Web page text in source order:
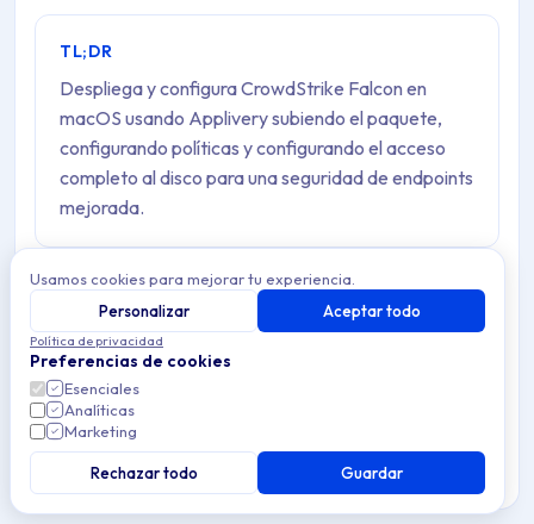
TL;DR
Despliega y configura CrowdStrike Falcon en
macOS usando Applivery subiendo el paquete,
configurando políticas y configurando el acceso
completo al disco para una seguridad de endpoints
mejorada.
CrowdStrike Falcon
es una potente plataforma de
seguridad nativa en la nube diseñada para ofrecer
antivirus y protección de endpoints líder en el sector para
dispositivos macOS y Windows. Aprovechando
tecnologías de vanguardia como la
artificial (IA)y elaprendizaje automático (ML)
Usamos cookies para mejorar tu experiencia.
Personalizar
Aceptar todo
Política de privacidad
Preferencias de cookies
Esenciales
Analíticas
Marketing
Rechazar todo Guardar